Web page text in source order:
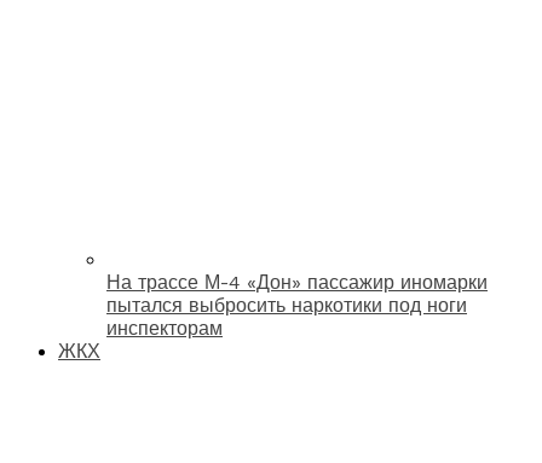
На трассе М-4 «Дон» пассажир иномарки
пытался выбросить наркотики под ноги
инспекторам
ЖКХ